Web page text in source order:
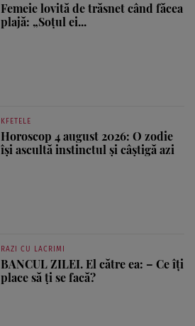
Femeie lovită de trăsnet când făcea
plajă: „Soțul ei...
KFETELE
Horoscop 4 august 2026: O zodie
își ascultă instinctul și câștigă azi
RAZI CU LACRIMI
BANCUL ZILEI. El către ea: – Ce îți
place să ți se facă?